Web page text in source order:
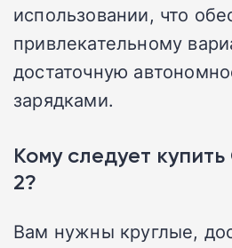
использовании, что
привлекательному
достаточную
зарядками.
Кому следует
2?
Вам нужны круглые,